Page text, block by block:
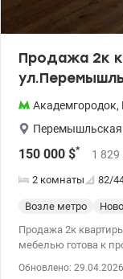
Продажа 2к
Академгородок,
Перемышльская
150 000 $* 1 829
2 комнаты 82/
Возле метро
Продажа 2к квартиры 82 кв.м.
мебелью готова к
Обновлено: 29.04.2026